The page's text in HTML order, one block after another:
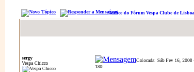
Índice do Fórum Vespa Clube de Lisboa
sergy
Vespa Chicco
Colocada: Sáb Fev 16, 2008
180